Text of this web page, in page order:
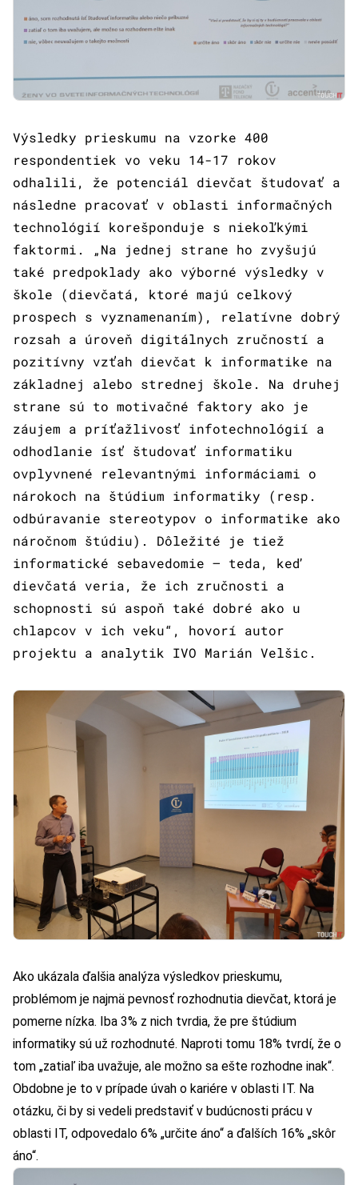
Výsledky prieskumu na vzorke 400
respondentiek vo veku 14-17 rokov
odhalili, že potenciál dievčat študovať a
následne pracovať v oblasti informačných
technológií korešponduje s niekoľkými
faktormi. „Na jednej strane ho zvyšujú
také predpoklady ako výborné výsledky v
škole (dievčatá, ktoré majú celkový
prospech s vyznamenaním), relatívne dobrý
rozsah a úroveň digitálnych zručností a
pozitívny vzťah dievčat k informatike na
základnej alebo strednej škole. Na druhej
strane sú to motivačné faktory ako je
záujem a príťažlivosť infotechnológií a
odhodlanie ísť študovať informatiku
ovplyvnené relevantnými informáciami o
nárokoch na štúdium informatiky (resp.
odbúravanie stereotypov o informatike ako
náročnom štúdiu). Dôležité je tiež
informatické sebavedomie – teda, keď
dievčatá veria, že ich zručnosti a
schopnosti sú aspoň také dobré ako u
chlapcov v ich veku“, hovorí autor
projektu a analytik IVO Marián Velšic.
Ako ukázala ďalšia analýza výsledkov prieskumu,
problémom je najmä pevnosť rozhodnutia dievčat, ktorá je
pomerne nízka. Iba 3% z nich tvrdia, že pre štúdium
informatiky sú už rozhodnuté. Naproti tomu 18% tvrdí, že o
tom „zatiaľ iba uvažuje, ale možno sa ešte rozhodne inak“.
Obdobne je to v prípade úvah o kariére v oblasti IT. Na
otázku, či by si vedeli predstaviť v budúcnosti prácu v
oblasti IT, odpovedalo 6% „určite áno“ a ďalších 16% „skôr
áno“.